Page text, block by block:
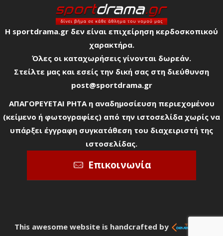
Η sportdrama.gr δεν είναι επιχείρηση κερδοσκοπικού
χαρακτήρα.
Όλες οι καταχωρήσεις γίνονται δωρεάν.
Στείλτε μας και εσείς την δική σας στη διεύθυνση
post@sportdrama.gr
ΑΠΑΓΟΡΕΥΕΤΑΙ ΡΗΤΑ η αναδημοσίευση περιεχομένου
(κείμενο ή φωτογραφίες) από την ιστοσελίδα χωρίς να
υπάρξει έγγραφη συγκατάθεση του διαχειριστή της
ιστοσελίδας.
Επικοινωνία
This awesome website is handcrafted by